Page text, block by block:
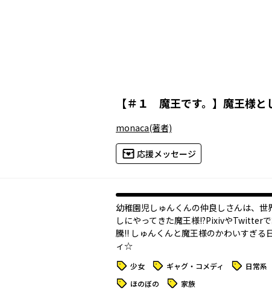
【＃１ 魔王です。 】 魔王様と
monaca(著者)
応援メッセージ
幼稚園児しゅんくんの仲良しさんは、世
しにやってきた魔王様!?PixivやTwitter
騰!! しゅんくんと魔王様のかわいすぎる
ィ☆
タグ 少女 タグ ギャグ・コメディ タグ 日常系
タグ ほのぼの タグ 家族